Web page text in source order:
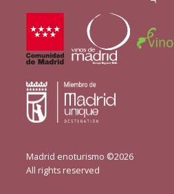
Madrid enoturismo ©2026
All rights reserved